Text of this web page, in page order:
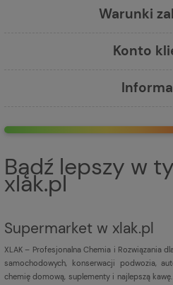
Warunki
Konto
Bądź lepszy w
xlak.pl
Supermarket w xlak.pl
XLAK – Profesjonalna Chemia i Rozwiązania
samochodowych, konserwacji podwozia,
chemię domową, suplementy i najlepszą